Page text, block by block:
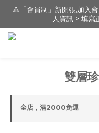
🔺「會員制」新開張,加入
人資訊 > 填寫
🔺「會員制」新開張,加入
人資訊 > 填寫
新朋友 [ 註冊登錄 ] 送
95號（遠百明
人資訊 > 填
雙層
全店，滿2000免運